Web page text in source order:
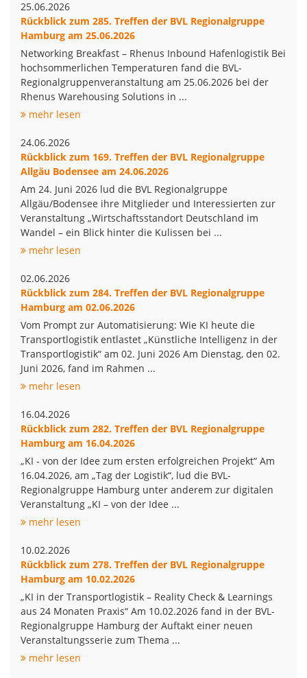
25.06.2026
Rückblick zum 285. Treffen der BVL Regionalgruppe
Hamburg am 25.06.2026
Networking Breakfast – Rhenus Inbound Hafenlogistik Bei
hochsommerlichen Temperaturen fand die BVL-
Regionalgruppenveranstaltung am 25.06.2026 bei der
Rhenus Warehousing Solutions in ...
mehr lesen
24.06.2026
Rückblick zum 169. Treffen der BVL Regionalgruppe
Allgäu Bodensee am 24.06.2026
Am 24. Juni 2026 lud die BVL Regionalgruppe
Allgäu/Bodensee ihre Mitglieder und Interessierten zur
Veranstaltung „Wirtschaftsstandort Deutschland im
Wandel – ein Blick hinter die Kulissen bei ...
mehr lesen
02.06.2026
Rückblick zum 284. Treffen der BVL Regionalgruppe
Hamburg am 02.06.2026
Vom Prompt zur Automatisierung: Wie KI heute die
Transportlogistik entlastet „Künstliche Intelligenz in der
Transportlogistik“ am 02. Juni 2026 Am Dienstag, den 02.
Juni 2026, fand im Rahmen ...
mehr lesen
16.04.2026
Rückblick zum 282. Treffen der BVL Regionalgruppe
Hamburg am 16.04.2026
„KI - von der Idee zum ersten erfolgreichen Projekt“ Am
16.04.2026, am „Tag der Logistik“, lud die BVL-
Regionalgruppe Hamburg unter anderem zur digitalen
Veranstaltung „KI – von der Idee ...
mehr lesen
10.02.2026
Rückblick zum 278. Treffen der BVL Regionalgruppe
Hamburg am 10.02.2026
„KI in der Transportlogistik – Reality Check & Learnings
aus 24 Monaten Praxis“ Am 10.02.2026 fand in der BVL-
Regionalgruppe Hamburg der Auftakt einer neuen
Veranstaltungsserie zum Thema ...
mehr lesen